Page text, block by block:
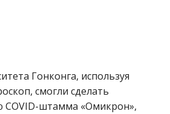
Гонконга, используя
смогли сделать
штамма «Омикрон»,